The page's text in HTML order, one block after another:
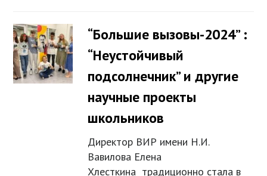
“Большие вызовы-2024” :
“Неустойчивый
подсолнечник” и другие
научные проекты
школьников
Директор ВИР имени Н.И.
Вавилова Елена
Хлесткина традиционно стала в